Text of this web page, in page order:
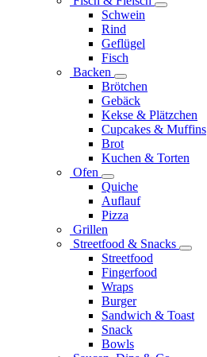
Schwein
Rind
Geflügel
Fisch
Backen
Brötchen
Gebäck
Kekse & Plätzchen
Cupcakes & Muffins
Brot
Kuchen & Torten
Ofen
Quiche
Auflauf
Pizza
Grillen
Streetfood & Snacks
Streetfood
Fingerfood
Wraps
Burger
Sandwich & Toast
Snack
Bowls